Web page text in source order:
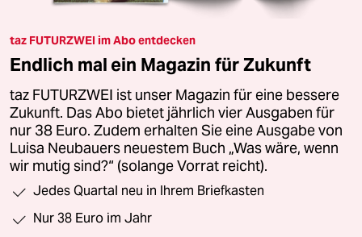
taz FUTURZWEI im Abo entdecken
Endlich mal ein Magazin für Zukunft
taz FUTURZWEI ist unser Magazin für eine bessere
Zukunft. Das Abo bietet jährlich vier Ausgaben für
nur 38 Euro. Zudem erhalten Sie eine Ausgabe von
Luisa Neubauers neuestem Buch „Was wäre, wenn
wir mutig sind?“ (solange Vorrat reicht).
Jedes Quartal neu in Ihrem Briefkasten
Nur 38 Euro im Jahr